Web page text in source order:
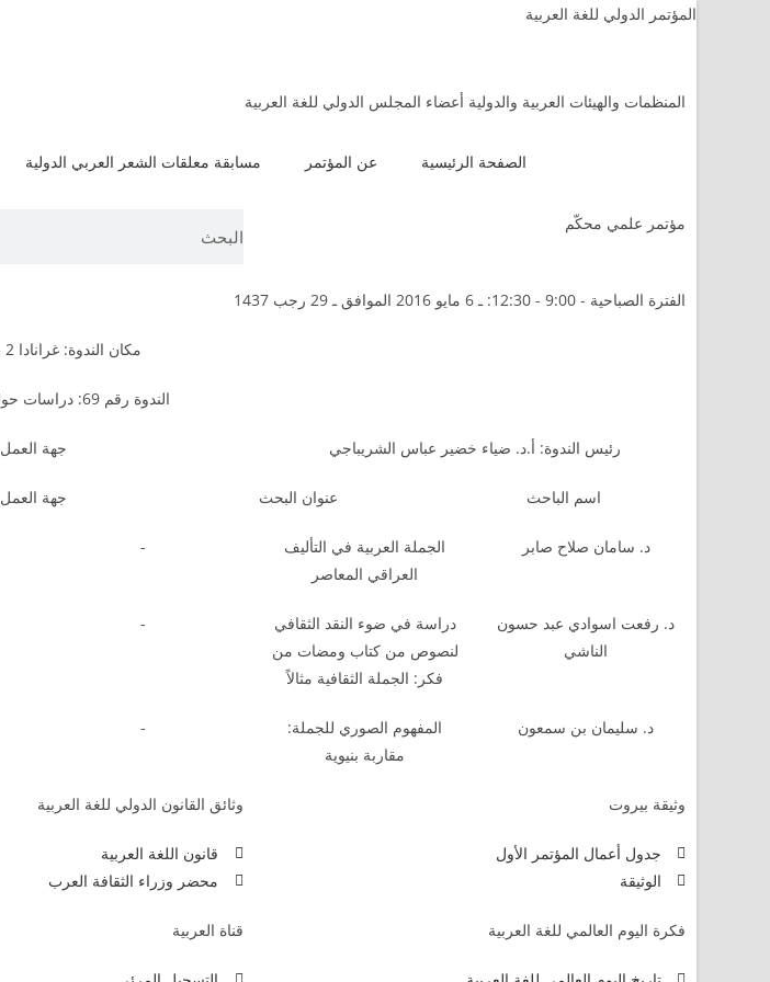
المؤتمر الدولي للغة العربية
المنظمات والهيئات العربية والدولية أعضاء المجلس الدولي للغة العربية
الصفحة الرئيسية عن المؤتمر مسابقة معلقات الشعر العربي الدولية
مؤتمر علمي محكّم
الفترة الصباحية - 9:00 - 12:30: ـ 6 مايو 2016 الموافق ـ 29 رجب 1437
مكان الندوة: غرانادا 2 - لو مريديان
الندوة رقم 69: دراسات حول الجملة العربية
رئيس الندوة: أ.د. ضياء خضير عباس الشريباجي جهة العمل
اسم الباحث عنوان البحث جهة العمل
د. سامان صلاح صابر
الجملة العربية في التأليف
العراقي المعاصر
-
د. رفعت اسوادي عبد حسون
الناشي
دراسة في ضوء النقد الثقافي
لنصوص من كتاب ومضات من
فكر: الجملة الثقافية مثالاً
-
د. سليمان بن سمعون
المفهوم الصوري للجملة:
مقاربة بنيوية
-
وثيقة بيروت
جدول أعمال المؤتمر الأول
الوثيقة
فكرة اليوم العالمي للغة العربية
وثائق القانون الدولي للغة العربية
قانون اللغة العربية
محضر وزراء الثقافة العرب
قناة العربية